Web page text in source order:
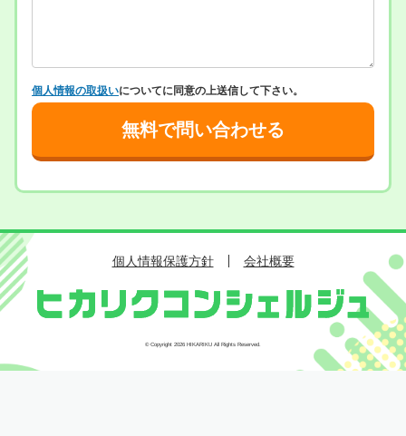
個人情報の取扱いについてに同意の上送信して下さい。
個人情報保護方針 会社概要
© Copyright 2026 HIKARIKU All Rights Reserved.